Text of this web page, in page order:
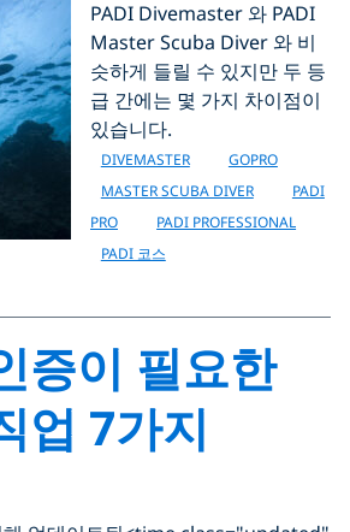
PADI Divemaster 와 PADI
Master Scuba Diver 와 비
슷하게 들릴 수 있지만 두 등
급 간에는 몇 가지 차이점이
있습니다.
DIVEMASTER
GOPRO
MASTER SCUBA DIVER
PADI
PRO
PADI PROFESSIONAL
PADI 코스
증이 필요한
업 7가지